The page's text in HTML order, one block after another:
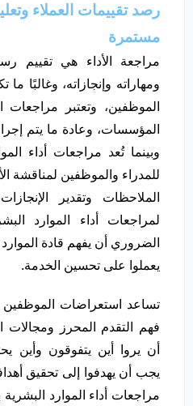
رصد تقييمات العملاء
مستمرة
مراجعة الأداء هي تقييم
ومهاراته وإنجازاته، وغالبًا
الموظفين، وتعتبر
المؤسسات، وعادة ما يتم
وبينما تُعد مراجعات أداء
للمدراء والموظفين لمناقشة
الملاحظات وتقدير
لمراجعات أداء الموارد
الضروري أن يفهم قادة
يعملوا على تحسين الخدمة.
تساعد استعراضات الموظفين
فهم التقدم المحرز ومجالات
أن يروا أين يتفوقون وأين
يجب أن يهدفوا إلى تحقيق
مراجعات أداء الموارد